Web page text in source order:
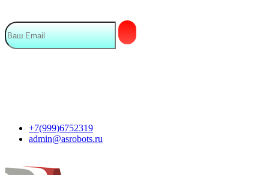
+7(999)6752319
admin@asrobots.ru